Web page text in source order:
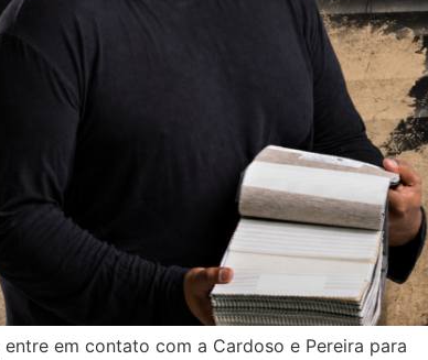
em contato com a Cardoso e Pereira para